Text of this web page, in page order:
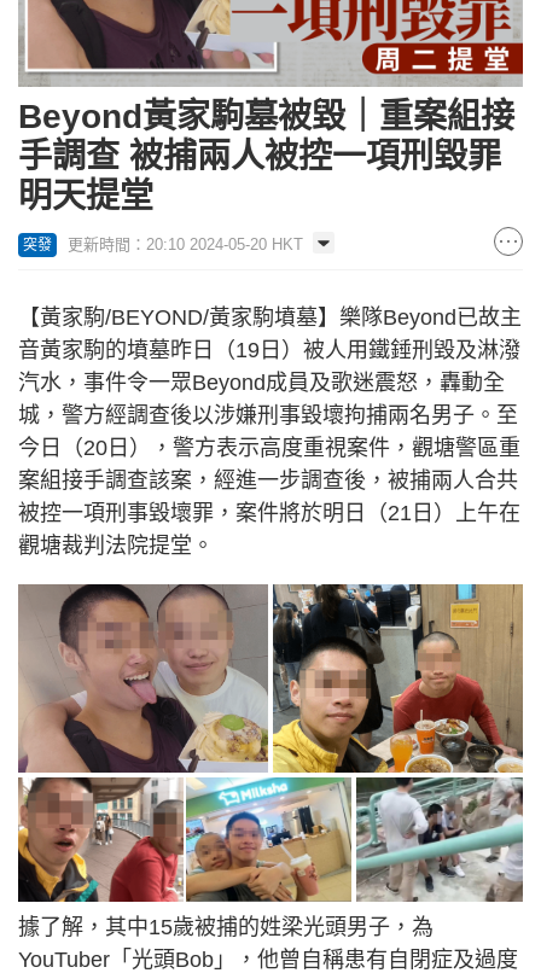
Beyond黃家駒墓被毀｜重案組接
手調查 被捕兩人被控一項刑毀罪
明天提堂
突發 更新時間：20:10 2024-05-20 HKT
【黃家駒/BEYOND/黃家駒墳墓】樂隊Beyond已故主
音黃家駒的墳墓昨日（19日）被人用鐵錘刑毀及淋潑
汽水，事件令一眾Beyond成員及歌迷震怒，轟動全
城，警方經調查後以涉嫌刑事毀壞拘捕兩名男子。至
今日（20日），警方表示高度重視案件，觀塘警區重
案組接手調查該案，經進一步調查後，被捕兩人合共
被控一項刑事毀壞罪，案件將於明日（21日）上午在
觀塘裁判法院提堂。
據了解，其中15歲被捕的姓梁光頭男子，為
YouTuber「光頭Bob」，他曾自稱患有自閉症及過度